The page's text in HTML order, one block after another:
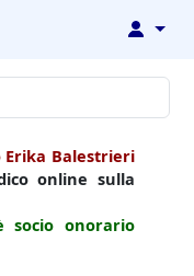
↓
Balestrieri
online sulla
socio onorario